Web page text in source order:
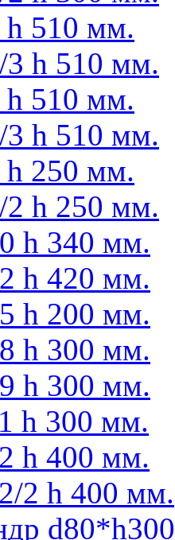
510 мм.
h 510 мм.
510 мм.
h 510 мм.
250 мм.
h 250 мм.
h 340 мм.
h 420 мм.
h 200 мм.
h 300 мм.
h 300 мм.
h 300 мм.
h 400 мм.
2 h 400 мм.